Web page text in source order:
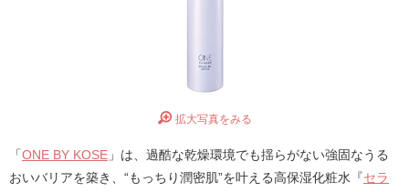
拡大写真をみる
「ONE BY KOSE 」は、過酷な乾燥環境でも揺らがない強固なうる
おいバリアを築き、“もっちり潤密肌”を叶える高保湿化粧水『セラ